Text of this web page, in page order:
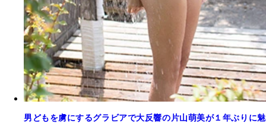
男どもを虜にするグラビアで大反響の片山萌美が１年ぶりに魅